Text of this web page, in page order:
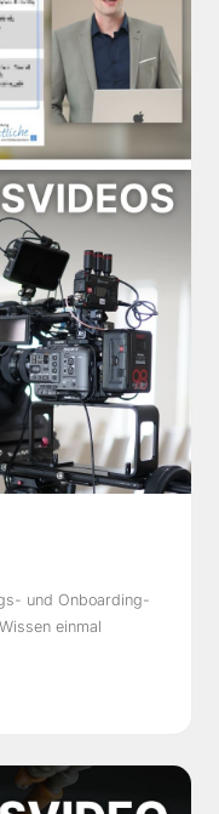
und Onboarding-
einmal